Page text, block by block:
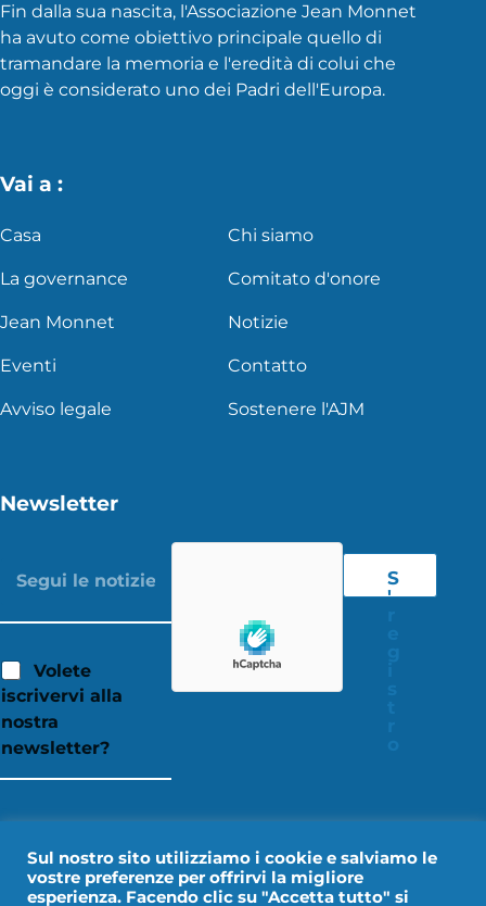
Fin dalla sua nascita, l'Associazione Jean Monnet
ha avuto come obiettivo principale quello di
tramandare la memoria e l'eredità di colui che
oggi è considerato uno dei Padri dell'Europa.
Vai a :
Casa Chi siamo
La governance Comitato d'onore
Jean Monnet Notizie
Eventi Contatto
Avviso legale Sostenere l'AJM
Newsletter
Volete
iscrivervi alla
nostra
newsletter?
S
'
Sul nostro sito utilizziamo i cookie e salviamo le
vostre preferenze per offrirvi la migliore
esperienza. Facendo clic su "Accetta tutto" si